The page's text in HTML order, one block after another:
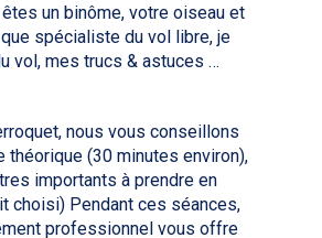
un binôme, votre oiseau et
spécialiste du vol libre, je
vol, mes trucs & astuces …
nous vous conseillons
(30 minutes environ),
importants à prendre en
choisi) Pendant ces séances,
professionnel vous offre